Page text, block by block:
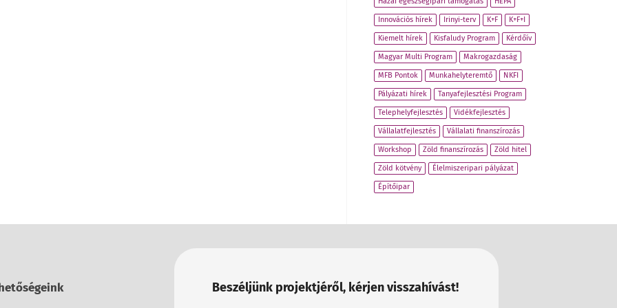
Innovációs hírek Irinyi-terv K+F K+F+I
Kiemelt hírek Kisfaludy Program Kérdőív
Magyar Multi Program Makrogazdaság
MFB Pontok Munkahelyteremtő NKFI
Pályázati hírek Tanyafejlesztési Program
Telephelyfejlesztés Vidékfejlesztés
Vállalatfejlesztés Vállalati finanszírozás
Workshop Zöld finanszírozás Zöld hitel
Zöld kötvény Élelmiszeripari pályázat
Építőipar
Beszéljünk projektjéről, kérjen visszahívást!